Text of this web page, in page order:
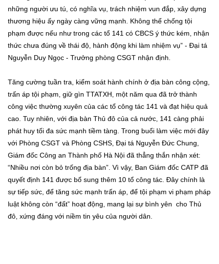
những người ưu tú, có nghĩa vụ, trách nhiệm vun đắp, xây dựng
thương hiệu ấy ngày càng vững mạnh. Không thể chống tội
phạm được nếu như trong các tổ 141 có CBCS ý thức kém, nhận
thức chưa đúng về thái độ, hành động khi làm nhiệm vụ” - Đại tá
Nguyễn Duy Ngọc - Trưởng phòng CSGT nhận định.
Tăng cường tuần tra, kiểm soát hành chính ở địa bàn công cộng,
trấn áp tội phạm, giữ gìn TTATXH, một năm qua đã trở thành
công việc thường xuyên của các tổ công tác 141 và đạt hiệu quả
cao. Tuy nhiên, với địa bàn Thủ đô của cả nước, 141 càng phải
phát huy tối đa sức mạnh tiềm tàng. Trong buổi làm việc mới đây
với Phòng CSGT và Phòng CSHS, Đại tá Nguyễn Đức Chung,
Giám đốc Công an Thành phố Hà Nội đã thẳng thắn nhận xét:
“Nhiều nơi còn bỏ trống địa bàn”. Vì vậy, Ban Giám đốc CATP đã
quyết định 141 được bổ sung thêm 10 tổ công tác. Đây chính là
sự tiếp sức, để tăng sức mạnh trấn áp, để tội phạm vi phạm pháp
luật không còn “đất” hoạt động, mang lại sự bình yên cho Thủ
đô, xứng đáng với niềm tin yêu của người dân.